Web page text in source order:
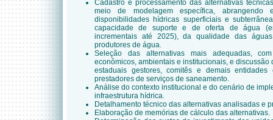
Cadastro e processamento das alternativas
meio de modelagem específica, abrangendo
disponibilidades hídricas superficiais e
capacidade de suporte e de oferta de água
incrementais até 2025), da qualidade das
produtores de água.
Seleção das alternativas mais adequadas,
econômicos, ambientais e institucionais, e discussão
estaduais gestores, comitês e demais entidades
prestadores de serviços de saneamento.
Análise do contexto institucional e do cenário de
infraestrutura hídrica.
Detalhamento técnico das alternativas analisadas e
Elaboração de memórias de cálculo das alternativas.